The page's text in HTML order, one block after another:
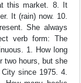
this market. 8. It
It (rain) now. 10.
She always
verb form: The
1. How long
two hours, but she
since 1975. 4.